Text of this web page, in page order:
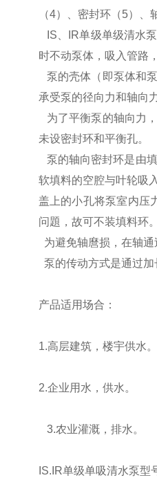
（4）、密封环（5）、
IS
IR单级单级清水
时不动泵体，吸入管路
泵的壳体（即泵体和
承受泵的径向力和轴向力
为了平衡泵的轴向力
未设密封环和平衡孔。
泵的轴向密封环是由
软填料的空腔与叶轮吸
盖上的小孔将泵室内压
问題，故可不装填料环。
为避免轴麿损，在轴
泵的传动方式是通过
产品适用场合：
1.高层建筑，楼宇供水。
2.企业用水，供水。
3.农业灌溉，排水。
IS.IR单级单吸清水泵型